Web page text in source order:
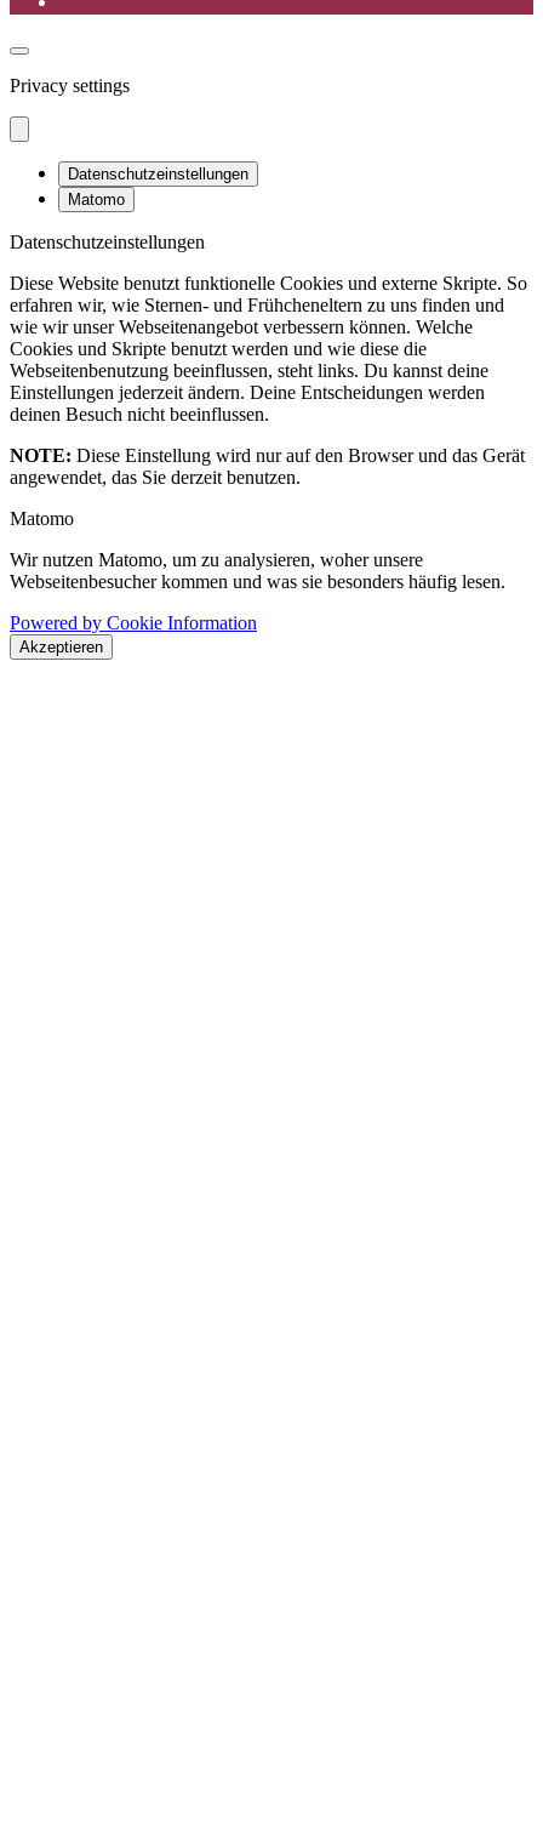
Privacy settings
Datenschutzeinstellungen
Matomo
Datenschutzeinstellungen
Diese Website benutzt funktionelle Cookies und externe Skripte. So
erfahren wir, wie Sternen- und Frühcheneltern zu uns finden und
wie wir unser Webseitenangebot verbessern können. Welche
Cookies und Skripte benutzt werden und wie diese die
Webseitenbenutzung beeinflussen, steht links. Du kannst deine
Einstellungen jederzeit ändern. Deine Entscheidungen werden
deinen Besuch nicht beeinflussen.
NOTE: Diese Einstellung wird nur auf den Browser und das Gerät
angewendet, das Sie derzeit benutzen.
Matomo
Wir nutzen Matomo, um zu analysieren, woher unsere
Webseitenbesucher kommen und was sie besonders häufig lesen.
Powered by Cookie Information
Akzeptieren